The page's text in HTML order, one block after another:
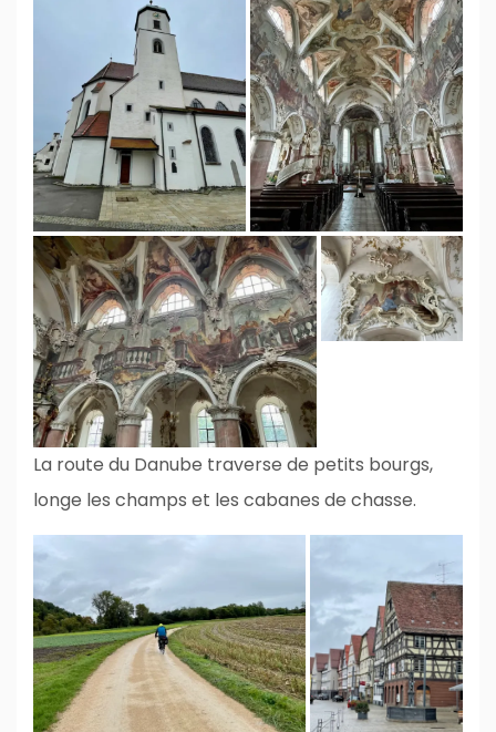
La route du Danube traverse de petits bourgs,
longe les champs et les cabanes de chasse.